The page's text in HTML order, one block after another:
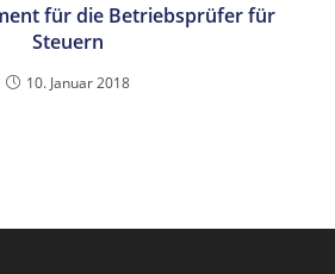
für die Betriebsprüfer für
Steuern
10. Januar 2018